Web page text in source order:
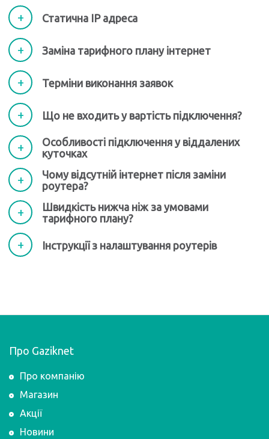
Статична ІР адреса
Заміна тарифного плану інтернет
Терміни виконання заявок
Що не входить у вартість підключення?
Особливості підключення у віддалених
куточках
Чому відсутній інтернет після заміни
роутера?
Швидкість нижча ніж за умовами
тарифного плану?
Інструкції з налаштування роутерів
Про Gaziknet
Про компанію
Магазин
Акції
Новини